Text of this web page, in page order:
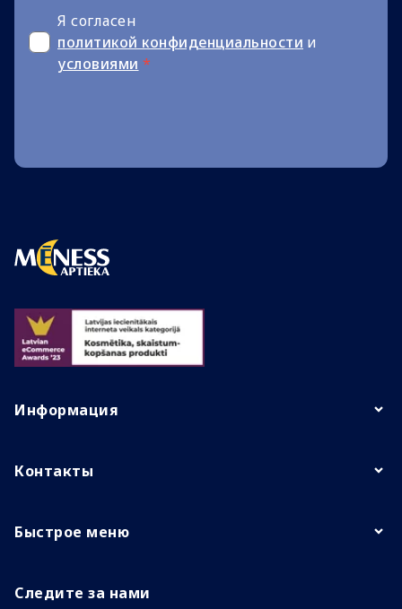
Я согласен
политикой конфиденциальности и
условиями *
Информация
Контакты
Быстрое меню
Следите за нами